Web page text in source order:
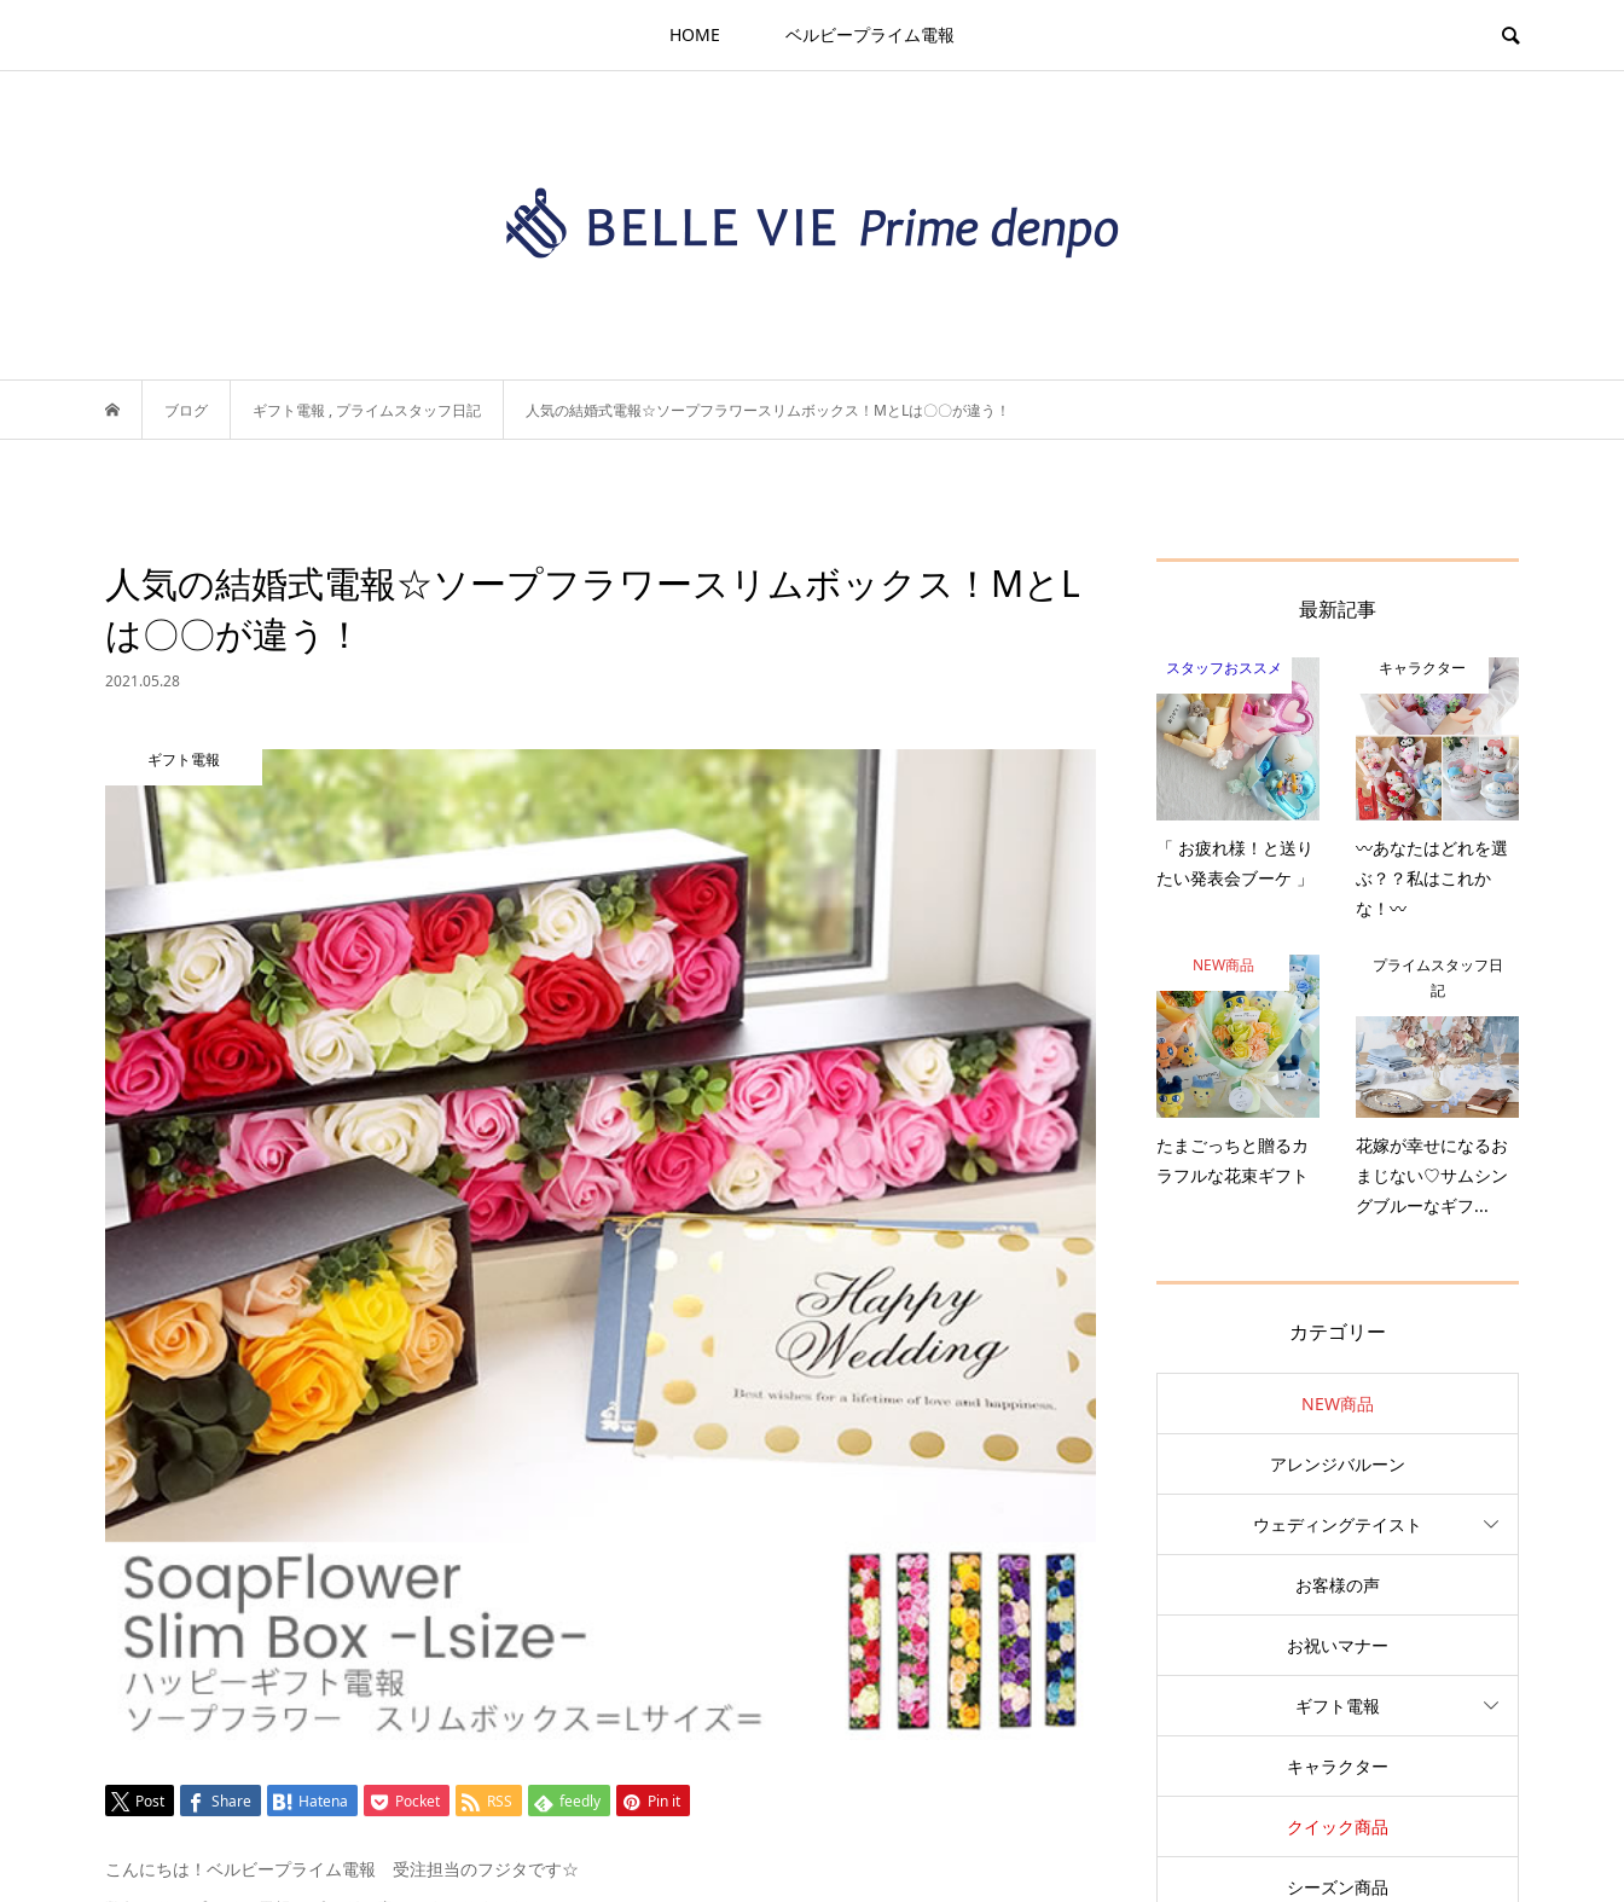
HOME ベルビープライム電報
ブログ ギフト電報 , プライムスタッフ日記 人気の結婚式電報☆ソープフラワースリムボックス！MとLは〇〇が違う！
人気の結婚式電報☆ソープフラワースリムボックス！MとL
は〇〇が違う！
2021.05.28
ギフト電報
Post Share Hatena Pocket RSS feedly Pin it
こんにちは！ベルビープライム電報 受注担当のフジタです☆
最新記事
スタッフおススメ
「 お疲れ様！と送り
たい発表会ブーケ 」
キャラクター
〰️あなたはどれを選
ぶ？？私はこれか
な！〰️
NEW商品
たまごっちと贈るカ
ラフルな花束ギフト
プライムスタッフ日
記
花嫁が幸せになるお
まじない♡サムシン
グブルーなギフ...
カテゴリー
NEW商品
アレンジバルーン
ウェディングテイスト
お客様の声
お祝いマナー
ギフト電報
キャラクター
クイック商品
シーズン商品